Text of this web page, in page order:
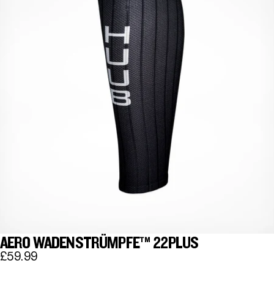
AERO WADENSTRÜMPFE™ 22PLUS
£59.99